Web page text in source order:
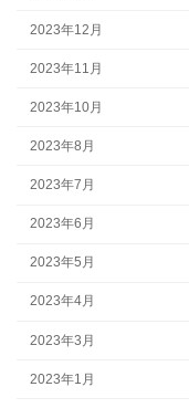
2023年12月
2023年11月
2023年10月
2023年8月
2023年7月
2023年6月
2023年5月
2023年4月
2023年3月
2023年1月